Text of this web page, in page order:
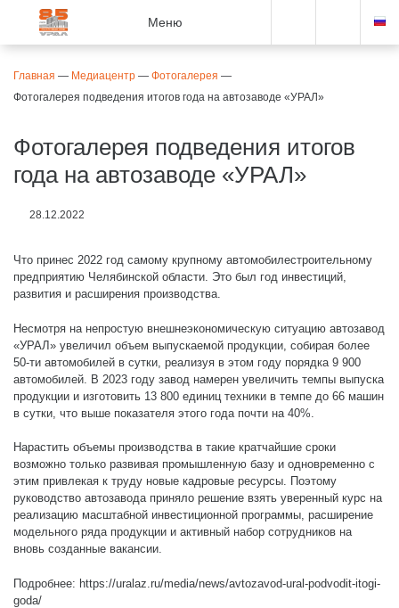
Меню
Главная — Медиацентр — Фотогалерея —
Фотогалерея подведения итогов года на автозаводе «УРАЛ»
Фотогалерея подведения итогов
года на автозаводе «УРАЛ»
28.12.2022
Что принес 2022 год самому крупному автомобилестроительному
предприятию Челябинской области. Это был год инвестиций,
развития и расширения производства.
Несмотря на непростую внешнеэкономическую ситуацию автозавод
«УРАЛ» увеличил объем выпускаемой продукции, собирая более
50-ти автомобилей в сутки, реализуя в этом году порядка 9 900
автомобилей. В 2023 году завод намерен увеличить темпы выпуска
продукции и изготовить 13 800 единиц техники в темпе до 66 машин
в сутки, что выше показателя этого года почти на 40%.
Нарастить объемы производства в такие кратчайшие сроки
возможно только развивая промышленную базу и одновременно с
этим привлекая к труду новые кадровые ресурсы. Поэтому
руководство автозавода приняло решение взять уверенный курс на
реализацию масштабной инвестиционной программы, расширение
модельного ряда продукции и активный набор сотрудников на
вновь созданные вакансии.
Подробнее: https://uralaz.ru/media/news/avtozavod-ural-podvodit-itogi-
goda/